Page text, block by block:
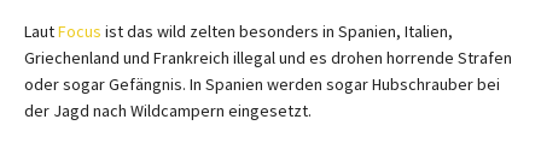
LautFocus ist das wild zelten besonders in Spanien, Italien,
Griechenland und Frankreich illegal und es drohen horrende Strafen
oder sogar Gefängnis. In Spanien werden sogar Hubschrauber bei
der Jagd nach Wildcampern eingesetzt.